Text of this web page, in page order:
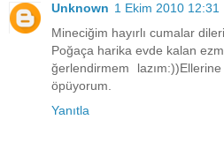
Unknown 1 Ekim 2010 12:31
Mineciğim hayırlı cumalar
Poğaça harika evde kalan
ğerlendirmem
öpüyorum.
Yanıtla